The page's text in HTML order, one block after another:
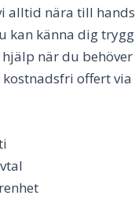
alltid nära till hands
kan känna dig trygg
när du behöver
offert via